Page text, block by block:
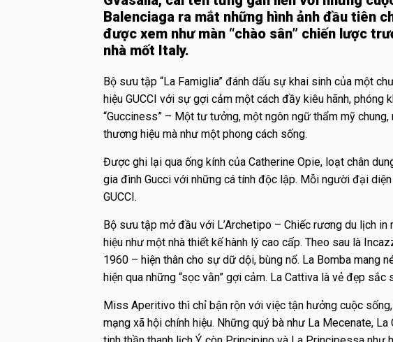
Balenciaga ra mắt những hình ảnh đầu tiên
được xem như màn “chào sân” chiến lược
nhà mốt Italy.
Bộ sưu tập “La Famiglia” đánh dấu sự khai sinh của một
hiệu GUCCI với sự gợi cảm một cách đầy kiêu hãnh, phóng
“Gucciness” – Một tư tưởng, một ngôn ngữ thẩm mỹ
thương hiệu mà như một phong cách sống.
Được ghi lại qua ống kính của Catherine Opie, loạt chân
gia đình Gucci với những cá tính độc lập. Mỗi người đại
GUCCI.
Bộ sưu tập mở đầu với L’Archetipo – Chiếc rương du lịch
hiệu như một nhà thiết kế hành lý cao cấp. Theo sau là
1960 – hiện thân cho sự dữ dội, bùng nổ. La Bomba mang
hiện qua những “sọc vằn” gợi cảm. La Cattiva là vẻ đẹp
Miss Aperitivo thì chỉ bận rộn với việc tận hưởng cuộc
mạng xã hội chính hiệu. Những quý bà như La Mecenate,